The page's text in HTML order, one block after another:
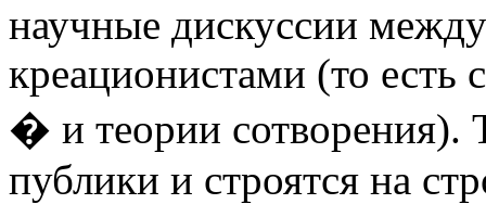
научные дискуссии
креационистами (то
� и теории сотворения).
публики и строятся на